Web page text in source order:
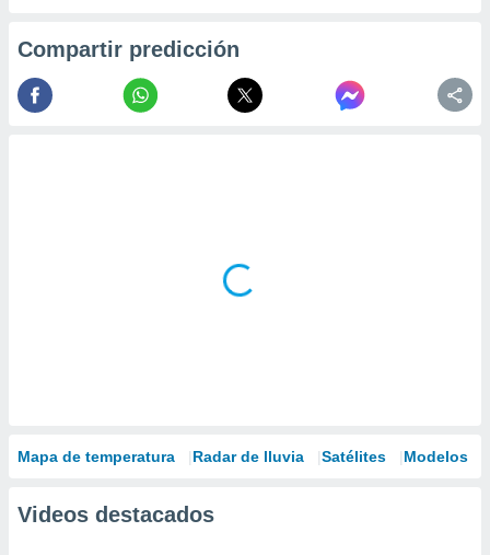
Compartir predicción
Mapa de temperatura Radar de lluvia Satélites Modelos
Videos destacados